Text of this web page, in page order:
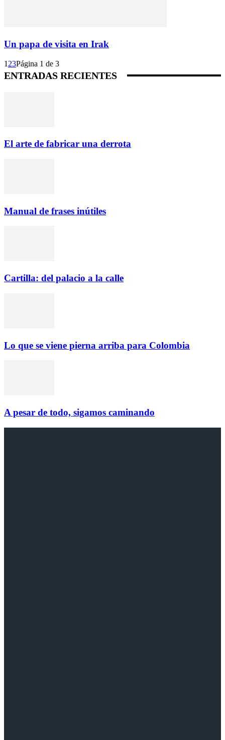
Un papa de visita en Irak
1 23Página 1 de 3
ENTRADAS RECIENTES
El arte de fabricar una derrota
Manual de frases inútiles
Cartilla: del palacio a la calle
Lo que se viene pierna arriba para Colombia
A pesar de todo, sigamos caminando